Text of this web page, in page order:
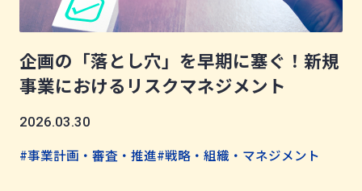
企画の「落とし穴」を早期に塞ぐ！新規
事業におけるリスクマネジメント
2026.03.30
#事業計画・審査・推進#戦略・組織・マネジメント